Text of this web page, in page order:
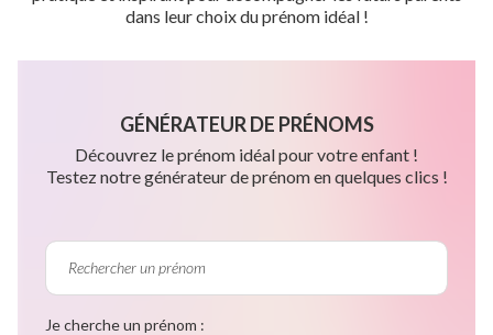
dans leur choix du prénom idéal !
GÉNÉRATEUR DE PRÉNOMS
Découvrez le prénom idéal pour votre enfant !
Testez notre générateur de prénom en quelques clics !
Je cherche un prénom :